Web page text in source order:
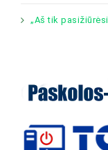
„Aš tik